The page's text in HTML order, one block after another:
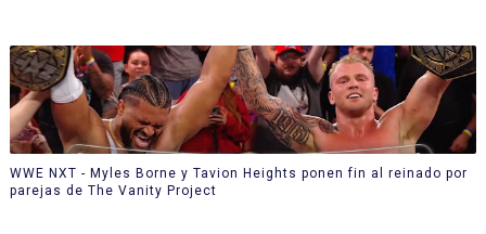
WWE NXT - Myles Borne y Tavion Heights ponen fin al reinado por
parejas de The Vanity Project